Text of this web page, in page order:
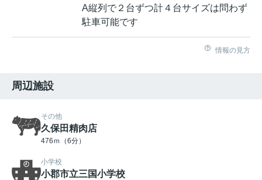
A縦列で２台ずつ計４台サイズは問わず
駐車可能です
情報の見方
周辺施設
その他
久保田精肉店
476ｍ（6分）
小学校
小郡市立三国小学校